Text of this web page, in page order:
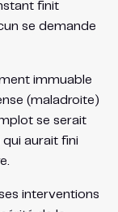
finit
se demande
immuable
(maladroite)
se serait
aurait fini
interventions